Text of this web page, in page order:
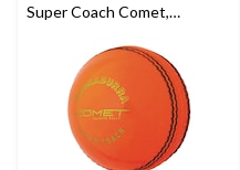
Super Coach Comet,